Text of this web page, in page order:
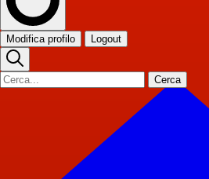
Modifica profilo Logout
Cerca